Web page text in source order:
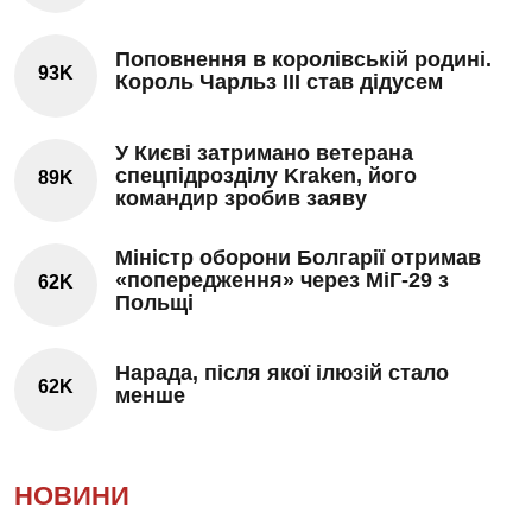
93K
Поповнення в королівській родині.
Король Чарльз III став дідусем
89K
У Києві затримано ветерана
спецпідрозділу Kraken, його
командир зробив заяву
62K
Міністр оборони Болгарії отримав
«попередження» через МіГ-29 з
Польщі
62K
Нарада, після якої ілюзій стало
менше
НОВИНИ